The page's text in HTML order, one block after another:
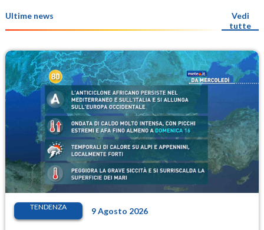
Ultime news
Vedi
tutte
TENDENZA 9 Agosto 2026